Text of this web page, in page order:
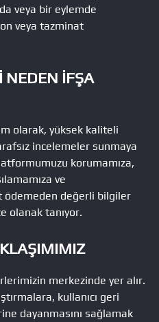
veya bir eylemde
veya tazminat
NEDEN IFŞA
olarak, yüksek kaliteli
incelemeler sunmaya
korumamıza,
ve
ödemeden değerli bilgiler
olanak tanıyor.
merkezinde yer alır.
kullanıcı geri
dayanmasını sağlamak